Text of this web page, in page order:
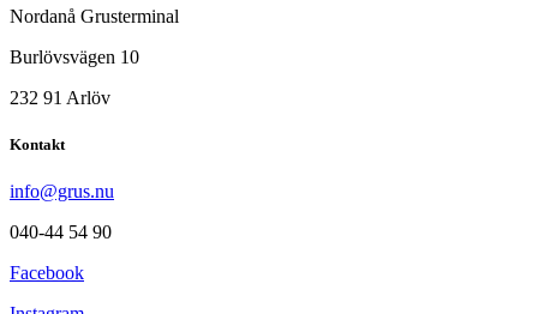
Nordanå Grusterminal
Burlövsvägen 10
232 91 Arlöv
Kontakt
info@grus.nu
040-44 54 90
Facebook